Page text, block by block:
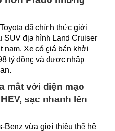
đã chính thức giới
SUV địa hình Land Cruiser
nam. Xe có giá bán khởi
tỷ đồng và được nhập
mắt với diện mạo
sạc nhanh lên
Benz vừa giới thiệu thế hệ